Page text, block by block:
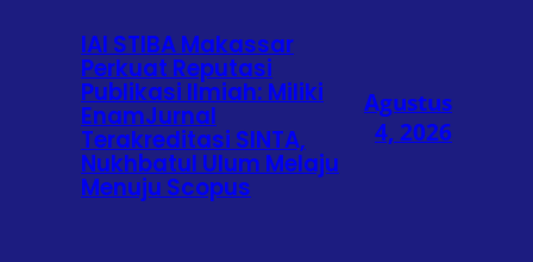
IAI STIBA Makassar
Perkuat Reputasi
Publikasi Ilmiah: Miliki
EnamJurnal
Terakreditasi SINTA,
Nukhbatul Ulum Melaju
Menuju Scopus
Agustus
4, 2026